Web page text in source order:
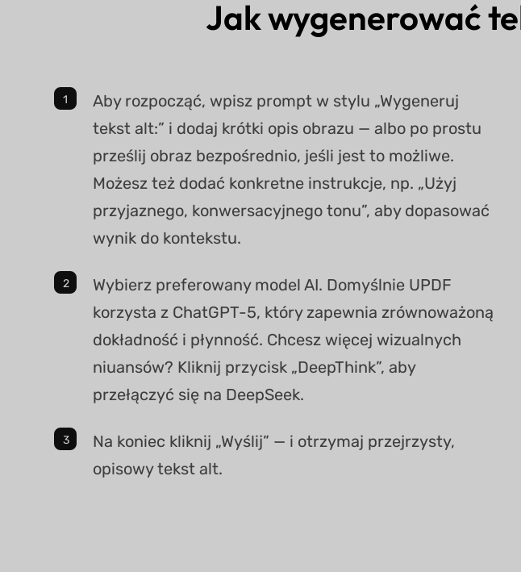
Jak wygenerować
Aby rozpocząć, wpisz prompt w stylu „Wygeneruj
tekst alt:” i dodaj krótki opis obrazu — albo po prostu
prześlij obraz bezpośrednio, jeśli jest to możliwe.
Możesz też dodać konkretne instrukcje, np. „Użyj
przyjaznego, konwersacyjnego tonu”, aby dopasować
wynik do kontekstu.
Wybierz preferowany model AI. Domyślnie UPDF
korzysta z ChatGPT-5, który zapewnia zrównoważoną
dokładność i płynność. Chcesz więcej wizualnych
niuansów? Kliknij przycisk „DeepThink”, aby
przełączyć się na DeepSeek.
Na koniec kliknij „Wyślij” — i otrzymaj przejrzysty,
opisowy tekst alt.